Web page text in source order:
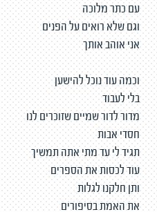
עם כתר מלוכה
וגם שלא רואים על הפנים
אני אוהב אותך
וכמה עוד נוכל להישען
בלי לעבוד
מדור לדור שמיים שזוכרים לנו
חסדי אבות
תגיד לי עד מתי אתה תמשיך
עוד לכסות את הספרים
ותן חלקנו לגלות
את האמת בסיפורים